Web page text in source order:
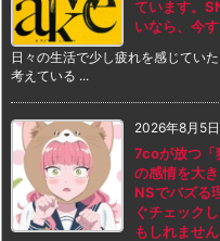
ています。
いなら、今
日々の生活で少し疲れを感じてい
考えている ...
2026年8月5日
7coが放つ「
の感情を大
NSでバズる
ぐチェック
もしれません